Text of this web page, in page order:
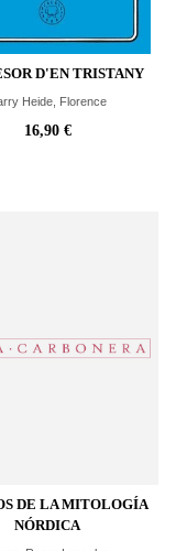
D'EN TRISTANY
Heide, Florence
16,90 €
DE LA MITOLOGÍA
NÓRDICA